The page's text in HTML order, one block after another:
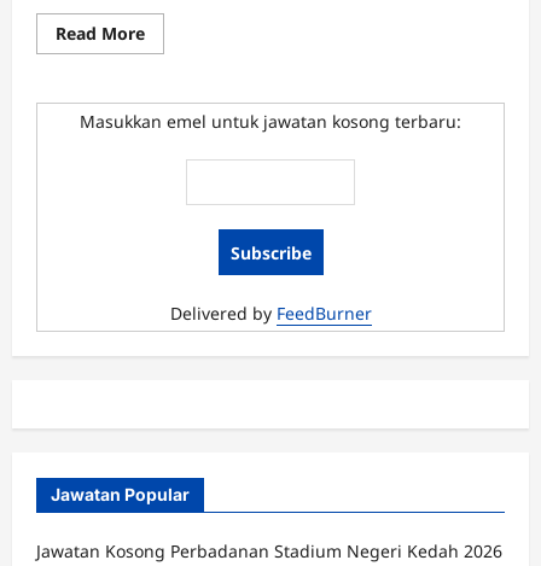
Read MoreRead
more
Kosong
RISDA
Estates
Masukkan emel untuk jawatan kosong terbaru:
Delivered by FeedBurner
Jawatan Popular
Jawatan Kosong Perbadanan Stadium Negeri Kedah 2026